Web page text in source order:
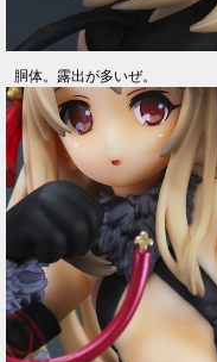
胴体。露出が多いぜ。